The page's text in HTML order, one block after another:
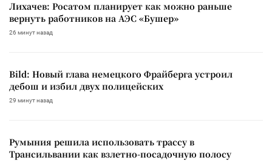
Лихачев: Росатом планирует как можно раньше
вернуть работников на АЭС «Бушер»
26 минут назад
Bild: Новый глава немецкого Фрайберга устроил
дебош и избил двух полицейских
29 минут назад
Румыния решила использовать трассу в
Трансильвании как взлетно-посадочную полосу